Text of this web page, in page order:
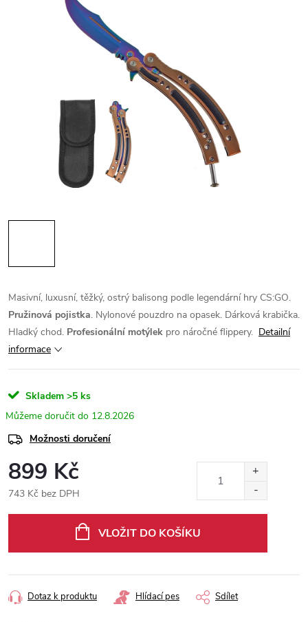
Masivní, luxusní, těžký, ostrý balisong podle legendární hry CS:GO.
Pružinová pojistka. Nylonové pouzdro na opasek. Dárková krabička.
Hladký chod. Profesionální motýlek pro náročné flippery. Detailní
informace
Skladem >5 ks
12.8.2026
Možnosti doručení
899 Kč
743 Kč bez DPH
VLOŽIT DO KOŠÍKU
Dotaz k produktu Hlídací pes Sdílet